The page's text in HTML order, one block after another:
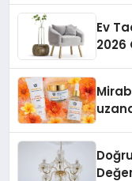
Ev
2026